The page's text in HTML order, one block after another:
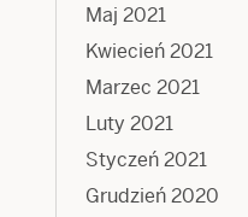
Maj 2021
Kwiecień 2021
Marzec 2021
Luty 2021
Styczeń 2021
Grudzień 2020